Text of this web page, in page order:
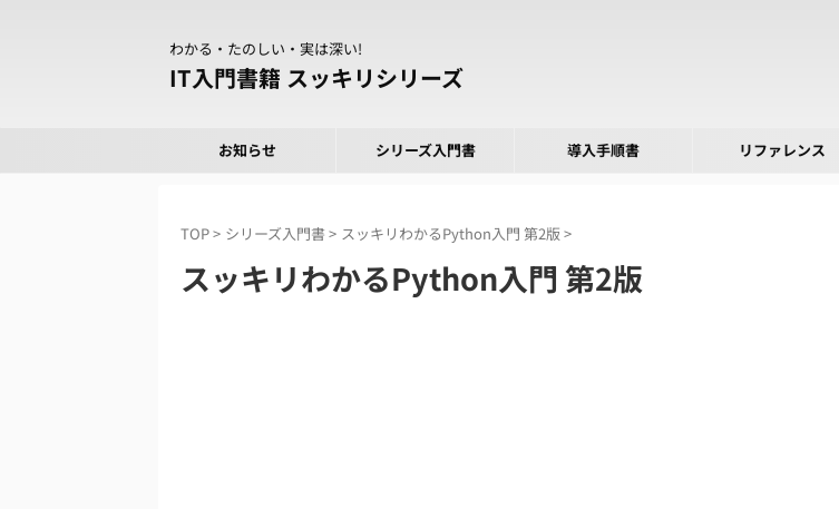
わかる・たのしい・実は深い!
IT入門書籍 スッキリシリーズ
お知らせ シリーズ入門書 導入手順書 リファレンス
TOP> シリーズ入門書> スッキリわかるPython入門 第2版 >
スッキリわかるPython入門 第2版